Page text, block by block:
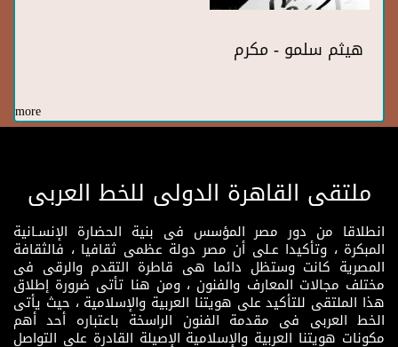
هيثم سلمو - مكرم
more
ملتقى القاهرة الدولى للخط العربى
انطلاقا من دور مصر المؤسس فى بنية الحضارة الإنسـانية
المبكرة ، وتأكيدا عـلى أن مصر دولة عظمى ثقافيا ، فالثقافة
المصرية كانت وستظل دائما هى قاطرة التقدم والرقى فى
مختلف مجالات المعارف والفنون ، ومن هنا تأتى ضرورة إطلاق
هذا الملتقى للتأكيد على هويتنا العربية والإسلامية ، حيث يأتى
الخط العربى فى مقدمة الفنون الراسخة باعتباره أحد أهم
مكونات هويتنا العربية والإسلامية الإصيلة القادرة على التواصل